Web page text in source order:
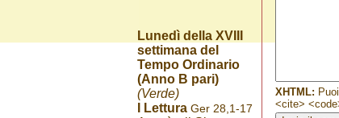
XHTML:
<cite>
Lunedì della XVIII
settimana del
Tempo Ordinario
(Anno B pari)
(Verde)
I Lettura Ger 28,1-17